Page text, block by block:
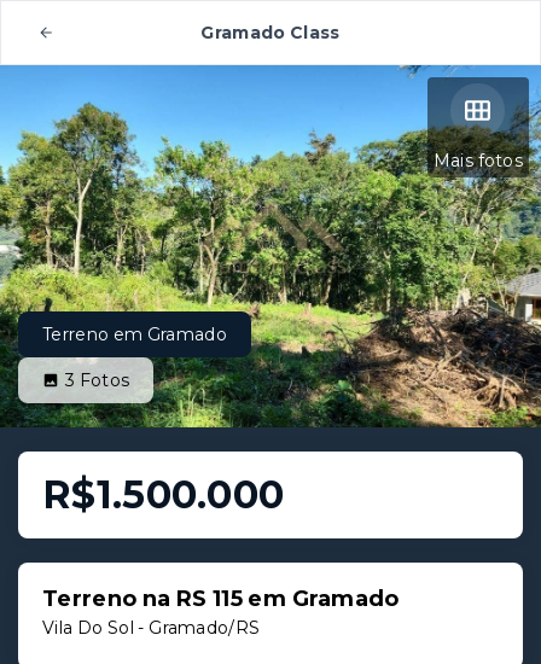
Gramado Class
Mais fotos
Terreno em Gramado
3 Fotos
R$1.500.000
Terreno na RS 115 em Gramado
Vila Do Sol - Gramado/RS